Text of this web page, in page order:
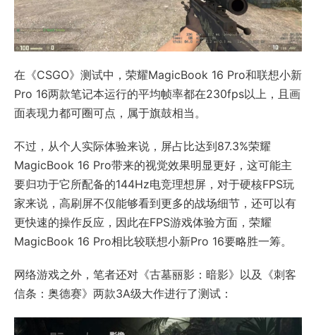
在《CSGO》测试中，荣耀MagicBook 16 Pro和联想小新
Pro 16两款笔记本运行的平均帧率都在230fps以上，且画
面表现力都可圈可点，属于旗鼓相当。
不过，从个人实际体验来说，屏占比达到87.3%荣耀
MagicBook 16 Pro带来的视觉效果明显更好，这可能主
要归功于它所配备的144Hz电竞理想屏，对于硬核FPS玩
家来说，高刷屏不仅能够看到更多的战场细节，还可以有
更快速的操作反应，因此在FPS游戏体验方面，荣耀
MagicBook 16 Pro相比较联想小新Pro 16要略胜一筹。
网络游戏之外，笔者还对《古墓丽影：暗影》以及《刺客
信条：奥德赛》两款3A级大作进行了测试：